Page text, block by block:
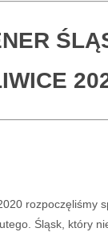
rozpoczęliśmy
Śląsk, który